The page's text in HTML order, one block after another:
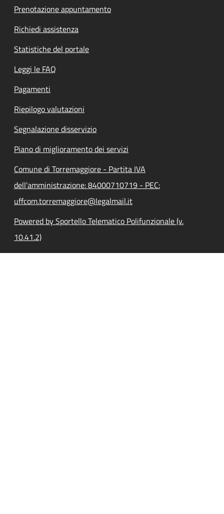
Prenotazione appuntamento
Richiedi assistenza
Statistiche del portale
Leggi le FAQ
Pagamenti
Riepilogo valutazioni
Segnalazione disservizio
Piano di miglioramento dei servizi
Comune di Torremaggiore - Partita IVA
dell'amministrazione: 84000710719 - PEC:
uffcom.torremaggiore@legalmail.it
Powered by Sportello Telematico Polifunzionale (v.
10.41.2)